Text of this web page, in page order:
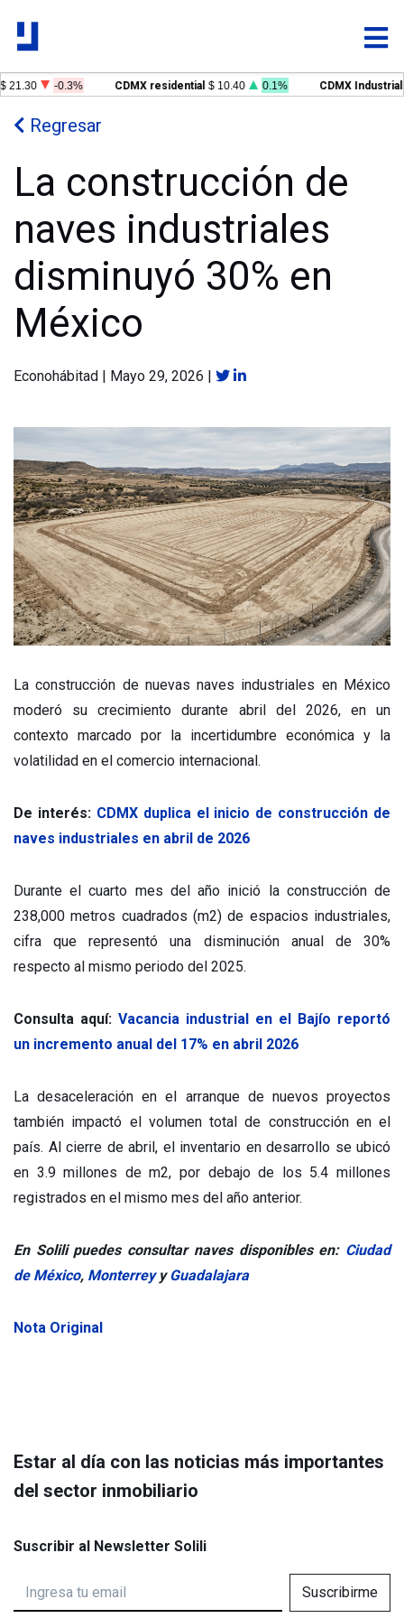
21.30 -0.3% CDMX residential $ 10.40 0.1% CDMX Industrial
Regresar
La construcción de
naves industriales
disminuyó 30% en
México
Econohábitad | Mayo 29, 2026 |
La construcción de nuevas naves industriales en México
moderó su crecimiento durante abril del 2026, en un
contexto marcado por la incertidumbre económica y la
volatilidad en el comercio internacional.
De interés: CDMX duplica el inicio de construcción de
naves industriales en abril de 2026
Durante el cuarto mes del año inició la construcción de
238,000 metros cuadrados (m2) de espacios industriales,
cifra que representó una disminución anual de 30%
respecto al mismo periodo del 2025.
Consulta aquí: Vacancia industrial en el Bajío reportó
un incremento anual del 17% en abril 2026
La desaceleración en el arranque de nuevos proyectos
también impactó el volumen total de construcción en el
país. Al cierre de abril, el inventario en desarrollo se ubicó
en 3.9 millones de m2, por debajo de los 5.4 millones
registrados en el mismo mes del año anterior.
En Solili puedes consultar naves disponibles en: Ciudad
de México, MonterreyyGuadalajara
Nota Original
Estar al día con las noticias más importantes
del sector inmobiliario
Suscribir al Newsletter Solili
Suscribirme